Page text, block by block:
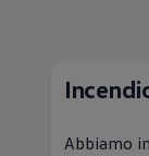
Abbiamo